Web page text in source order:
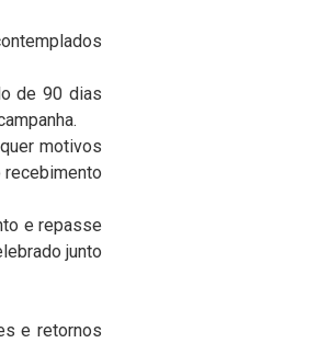
de 90 dias
motivos
e repasse
junto
e retornos